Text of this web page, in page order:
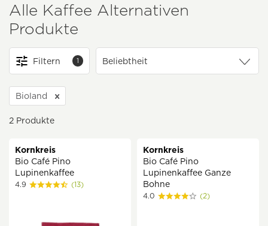
Alle Kaffee Alternativen
Produkte
Filtern 1
Bioland
2 Produkte
Kornkreis
Bio Café Pino
Lupinenkaffee
4.9 (13)
Kornkreis
Bio Café Pino
Lupinenkaffee Ganze
Bohne
4.0 (2)